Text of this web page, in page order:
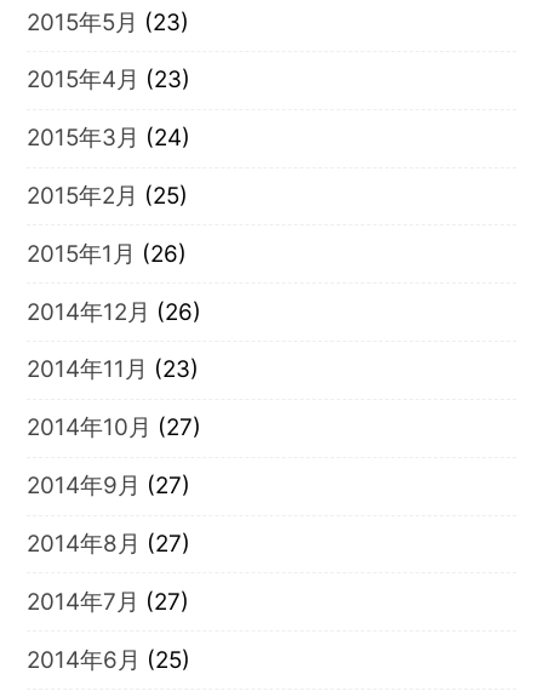
2015年5月 (23)
2015年4月 (23)
2015年3月 (24)
2015年2月 (25)
2015年1月 (26)
2014年12月 (26)
2014年11月 (23)
2014年10月 (27)
2014年9月 (27)
2014年8月 (27)
2014年7月 (27)
2014年6月 (25)